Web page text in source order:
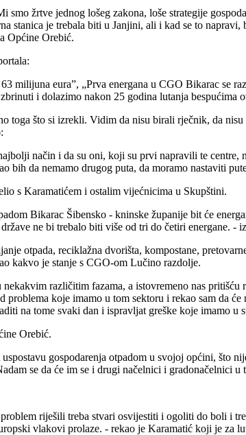
žrtve jednog lošeg zakona, loše strategije
stanica je trebala biti u Janjini, ali i kad se to
Općine Orebić.
milijuna eura”, „Prva energana u CGO Bikarac se
i dolazimo nakon 25 godina lutanja bespućima
toga što si izrekli. Vidim da nisu birali rječnik, da
način i da su oni, koji su prvi napravili te
da nemamo drugog puta, da moramo nastaviti
s Karamatićem i ostalim vijećnicima u Skupštini.
Bikarac Šibensko - kninske županije bit će
ne bi trebalo biti više od tri do četiri energane. -
otpada, reciklažna dvorišta, kompostane,
kakvo je stanje s CGO-om Lučino razdolje.
različitim fazama, a istovremeno nas
koje imamo u tom sektoru i rekao sam da
na tome svaki dan i ispravljat greške koje imamo u
Orebić.
gospodarenja otpadom u svojoj općini, što
se da će im se i drugi načelnici i gradonačelnici u
riješili treba stvari osvijestiti i ogoliti do boli i
vlakovi prolaze. - rekao je Karamatić koji je za